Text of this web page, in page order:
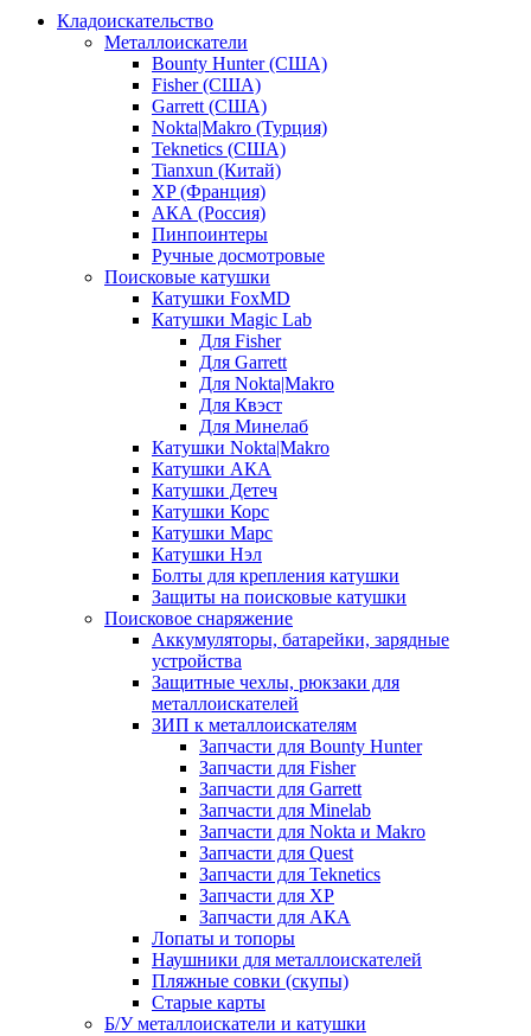
Кладоискательство
Металлоискатели
Bounty Hunter (США)
Fisher (США)
Garrett (США)
Nokta|Makro (Турция)
Teknetics (США)
Tianxun (Китай)
XP (Франция)
АКА (Россия)
Пинпоинтеры
Ручные досмотровые
Поисковые катушки
Катушки FoxMD
Катушки Magic Lab
Для Fisher
Для Garrett
Для Nokta|Makro
Для Квэст
Для Минелаб
Катушки Nokta|Makro
Катушки АКА
Катушки Детеч
Катушки Корс
Катушки Марс
Катушки Нэл
Болты для крепления катушки
Защиты на поисковые катушки
Поисковое снаряжение
Аккумуляторы, батарейки, зарядные
устройства
Защитные чехлы, рюкзаки для
металлоискателей
ЗИП к металлоискателям
Запчасти для Bounty Hunter
Запчасти для Fisher
Запчасти для Garrett
Запчасти для Minelab
Запчасти для Nokta и Makro
Запчасти для Quest
Запчасти для Teknetics
Запчасти для XP
Запчасти для АКА
Лопаты и топоры
Наушники для металлоискателей
Пляжные совки (скупы)
Старые карты
Б/У металлоискатели и катушки